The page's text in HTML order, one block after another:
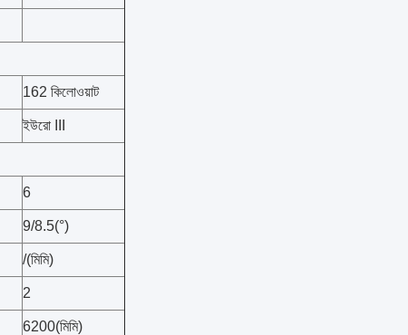
162 কিলোওয়াট
ইউরো III
6
9/8.5(°)
/(মিমি)
2
6200(মিমি)